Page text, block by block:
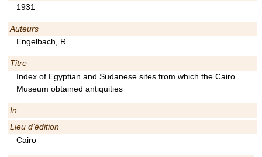
1931
Auteurs
Engelbach, R.
Titre
Index of Egyptian and Sudanese sites from which the Cairo
Museum obtained antiquities
In
Lieu d’édition
Cairo